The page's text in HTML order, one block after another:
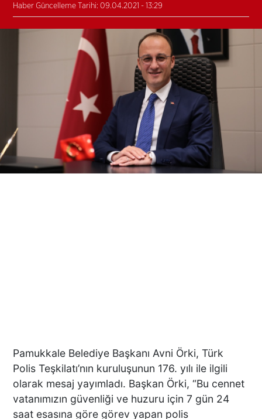
Haber Güncelleme Tarihi: 09.04.2021 - 13:29
Pamukkale Belediye Başkanı Avni Örki, Türk
Polis Teşkilatı’nın kuruluşunun 176. yılı ile ilgili
olarak mesaj yayımladı. Başkan Örki, “Bu cennet
vatanımızın güvenliği ve huzuru için 7 gün 24
saat esasına göre görev yapan polis